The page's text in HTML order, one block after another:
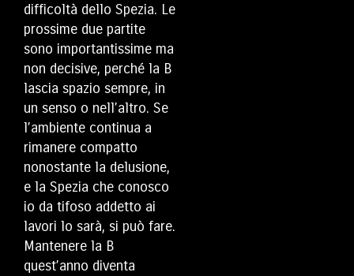
difficoltà dello Spezia. Le
prossime due partite
sono importantissime ma
non decisive, perché la B
lascia spazio sempre, in
un senso o nell’altro. Se
l’ambiente continua a
rimanere compatto
nonostante la delusione,
e la Spezia che conosco
io da tifoso addetto ai
lavori lo sarà, si può fare.
Mantenere la B
quest’anno diventa